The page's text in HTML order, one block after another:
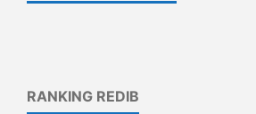
RANKING REDIB